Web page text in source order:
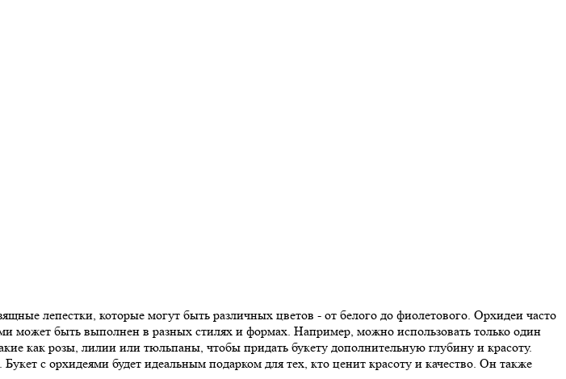
лепестки, которые могут быть различных цветов - от белого до фиолетового. Орхидеи часто
может быть выполнен в разных стилях и формах. Например, можно использовать только один
как розы, лилии или тюльпаны, чтобы придать букету дополнительную глубину и красоту.
с орхидеями будет идеальным подарком для тех, кто ценит красоту и качество. Он также